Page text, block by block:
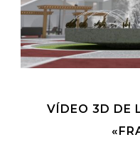
VÍDEO 3D DE